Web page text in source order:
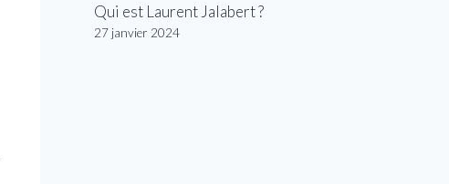
Qui est Laurent Jalabert ?
27 janvier 2024